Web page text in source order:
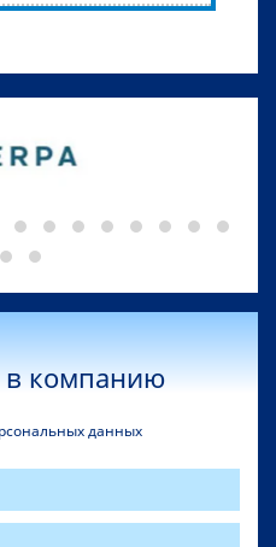
в компанию
данных